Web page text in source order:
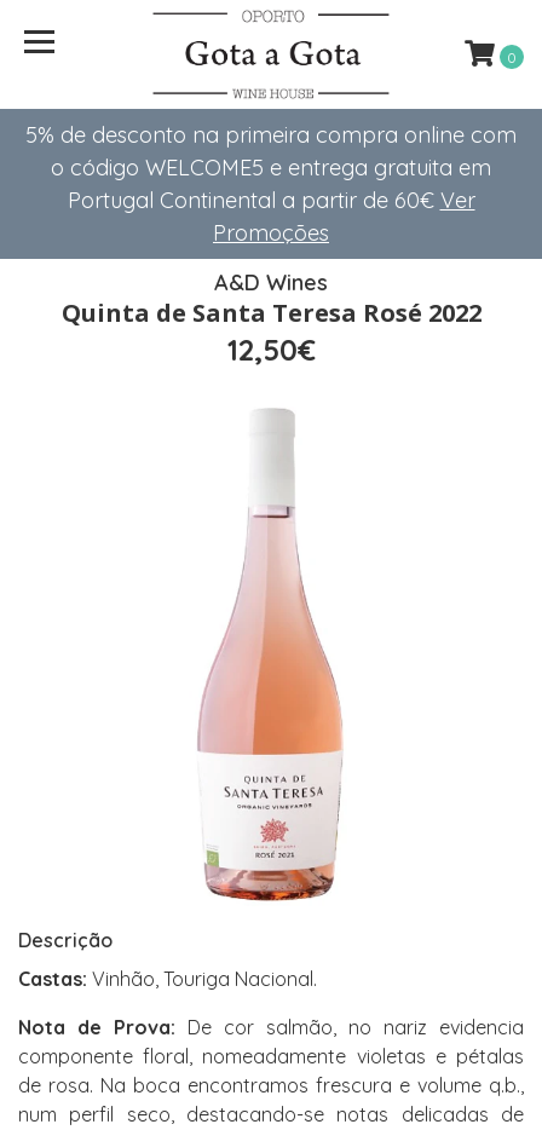
5% de desconto na primeira compra online com
o código WELCOME5 e entrega gratuita em
Portugal Continental a partir de 60€ Ver
Promoções
0
A&D Wines
Quinta de Santa Teresa Rosé 2022
12,50€
Descrição
Castas: Vinhão, Touriga Nacional.
Nota de Prova: De cor salmão, no nariz evidencia
componente floral, nomeadamente violetas e pétalas
de rosa. Na boca encontramos frescura e volume q.b.,
num perfil seco, destacando-se notas delicadas de